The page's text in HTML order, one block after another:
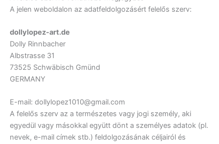
A jelen weboldalon az adatfeldolgozásért felelős szerv:
dollylopez-art.de
Dolly Rinnbacher
Albstrasse 31
73525 Schwäbisch Gmünd
GERMANY
E-mail: dollylopez1010@gmail.com
A felelős szerv az a természetes vagy jogi személy, aki
egyedül vagy másokkal együtt dönt a személyes adatok (pl.
nevek, e-mail címek stb.) feldolgozásának céljairól és